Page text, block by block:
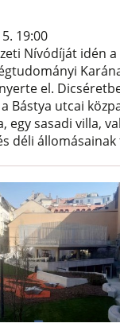
19:00
Nívódíját idén a
el.
Bástya utcai
egy sasadi villa,
déli állomásainak